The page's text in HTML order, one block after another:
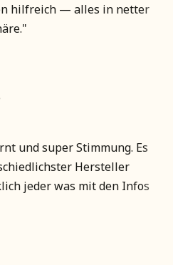
hilfreich — alles in netter
"
und super Stimmung. Es
Hersteller
jeder was mit den Infos